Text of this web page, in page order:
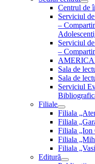
Centrul de
Serviciul
–
Adolescenţi
Serviciul
–
Sala de
Sala de
Serviciul
Filiale
Filiala
Filiala
Filiala „Ion
Filiala
Filiala
Editură